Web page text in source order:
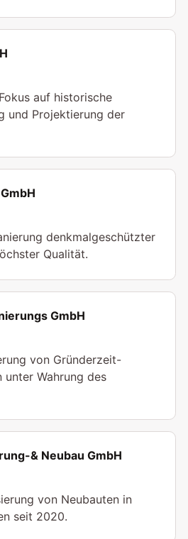
auf historische
und Projektierung der
denkmalgeschützter
Qualität.
GmbH
von Gründerzeit-
unter Wahrung des
& Neubau GmbH
von Neubauten in
seit 2020.